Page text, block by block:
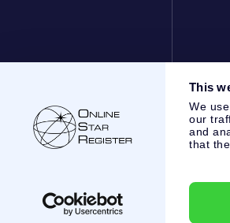
This
We
our
and
that
Müşteri Hizmetleri: